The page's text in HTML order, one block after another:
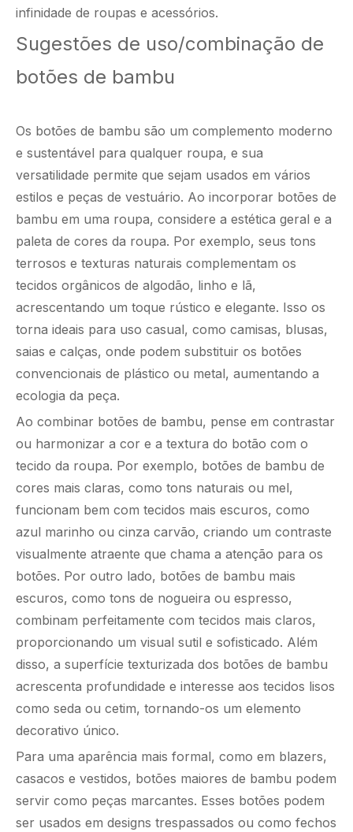
infinidade de roupas e acessórios.
Sugestões de uso/combinação de
botões de bambu
Os botões de bambu são um complemento moderno
e sustentável para qualquer roupa, e sua
versatilidade permite que sejam usados ​​em vários
estilos e peças de vestuário. Ao incorporar botões de
bambu em uma roupa, considere a estética geral e a
paleta de cores da roupa. Por exemplo, seus tons
terrosos e texturas naturais complementam os
tecidos orgânicos de algodão, linho e lã,
acrescentando um toque rústico e elegante. Isso os
torna ideais para uso casual, como camisas, blusas,
saias e calças, onde podem substituir os botões
convencionais de plástico ou metal, aumentando a
ecologia da peça.
Ao combinar botões de bambu, pense em contrastar
ou harmonizar a cor e a textura do botão com o
tecido da roupa. Por exemplo, botões de bambu de
cores mais claras, como tons naturais ou mel,
funcionam bem com tecidos mais escuros, como
azul marinho ou cinza carvão, criando um contraste
visualmente atraente que chama a atenção para os
botões. Por outro lado, botões de bambu mais
escuros, como tons de nogueira ou espresso,
combinam perfeitamente com tecidos mais claros,
proporcionando um visual sutil e sofisticado. Além
disso, a superfície texturizada dos botões de bambu
acrescenta profundidade e interesse aos tecidos lisos
como seda ou cetim, tornando-os um elemento
decorativo único.
Para uma aparência mais formal, como em blazers,
casacos e vestidos, botões maiores de bambu podem
servir como peças marcantes. Esses botões podem
ser usados ​​em designs trespassados ​​ou como fechos